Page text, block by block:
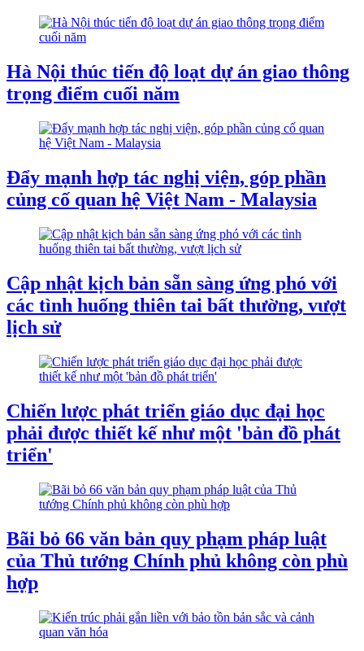
Hà Nội thúc tiến độ loạt dự án giao thông
trọng điểm cuối năm
Đẩy mạnh hợp tác nghị viện, góp phần
củng cố quan hệ Việt Nam - Malaysia
Cập nhật kịch bản sẵn sàng ứng phó với
các tình huống thiên tai bất thường, vượt
lịch sử
Chiến lược phát triển giáo dục đại học
phải được thiết kế như một 'bản đồ phát
triển'
Bãi bỏ 66 văn bản quy phạm pháp luật
của Thủ tướng Chính phủ không còn phù
hợp